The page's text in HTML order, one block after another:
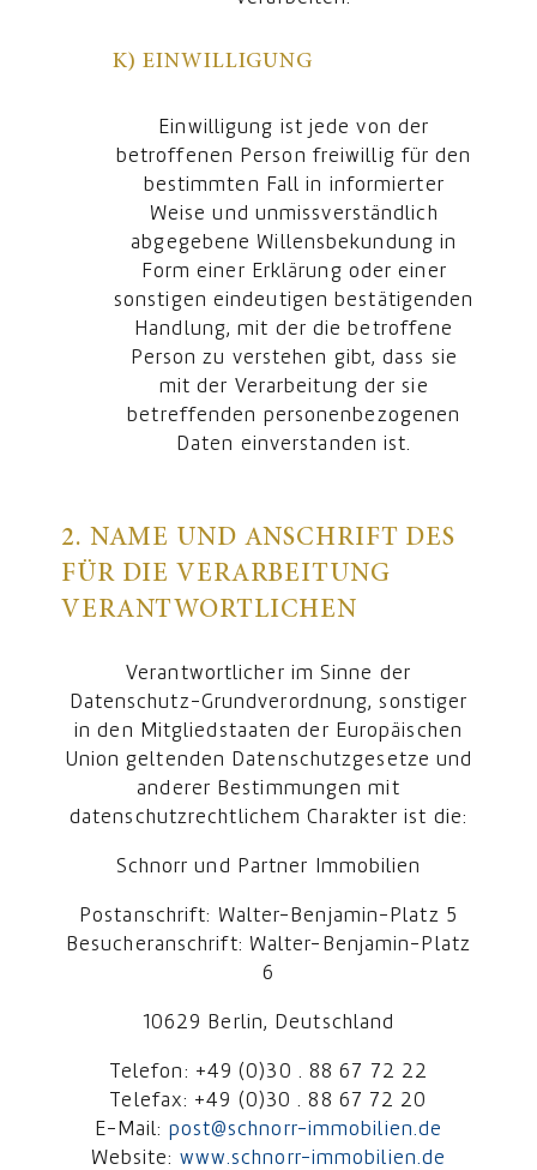
K) EINWILLIGUNG
Einwilligung ist jede von der
betroffenen Person freiwillig für den
bestimmten Fall in informierter
Weise und unmissverständlich
abgegebene Willensbekundung in
Form einer Erklärung oder einer
sonstigen eindeutigen bestätigenden
Handlung, mit der die betroffene
Person zu verstehen gibt, dass sie
mit der Verarbeitung der sie
betreffenden personenbezogenen
Daten einverstanden ist.
2. NAME UND ANSCHRIFT DES
FÜR DIE VERARBEITUNG
VERANTWORTLICHEN
Verantwortlicher im Sinne der
Datenschutz-Grundverordnung, sonstiger
in den Mitgliedstaaten der Europäischen
Union geltenden Datenschutzgesetze und
anderer Bestimmungen mit
datenschutzrechtlichem Charakter ist die:
Schnorr und Partner Immobilien
Postanschrift: Walter-Benjamin-Platz 5
Besucheranschrift: Walter-Benjamin-Platz
6
10629 Berlin, Deutschland
Telefon: +49 (0)30 . 88 67 72 22
Telefax: +49 (0)30 . 88 67 72 20
E-Mail: post@schnorr-immobilien.de
Website: www.schnorr-immobilien.de